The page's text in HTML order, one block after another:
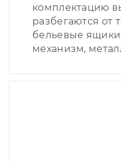
комплектацию
разбегаются от
бельевые
механизм,